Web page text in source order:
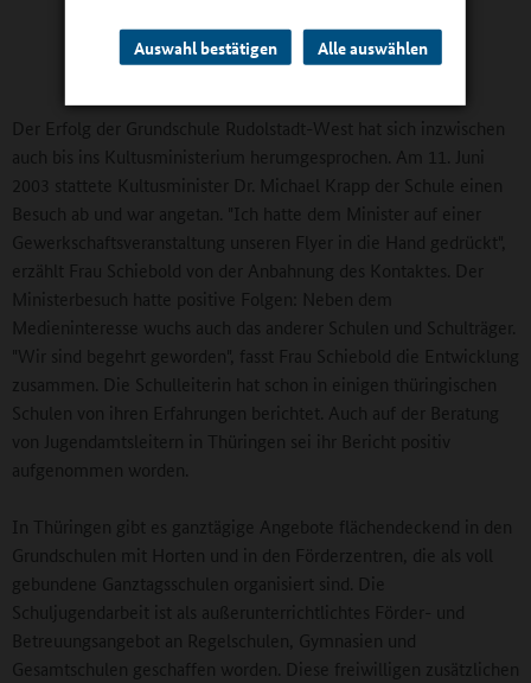
Auswahl bestätigen Alle auswählen
Staatliche Grundschule Rudolstadt-
West
Der Erfolg der Grundschule Rudolstadt-West hat sich inzwischen
auch bis ins Kultusministerium herumgesprochen. Am 11. Juni
2003 stattete Kultusminister Dr. Michael Krapp der Schule einen
Besuch ab und war angetan. "Ich hatte dem Minister auf einer
Gewerkschaftsveranstaltung unseren Flyer in die Hand gedrückt",
erzählt Frau Schiebold von der Anbahnung des Kontaktes. Der
Ministerbesuch hatte positive Folgen: Neben dem
Medieninteresse wuchs auch das anderer Schulen und Schulträger.
"Wir sind begehrt geworden", fasst Frau Schiebold die Entwicklung
zusammen. Die Schulleiterin hat schon in einigen thüringischen
Schulen von ihren Erfahrungen berichtet. Auch auf der Beratung
von Jugendamtsleitern in Thüringen sei ihr Bericht positiv
aufgenommen worden.
In Thüringen gibt es ganztägige Angebote flächendeckend in den
Grundschulen mit Horten und in den Förderzentren, die als voll
gebundene Ganztagsschulen organisiert sind. Die
Schuljugendarbeit ist als außerunterrichtlichtes Förder- und
Betreuungsangebot an Regelschulen, Gymnasien und
Gesamtschulen geschaffen worden. Diese freiwilligen zusätzlichen